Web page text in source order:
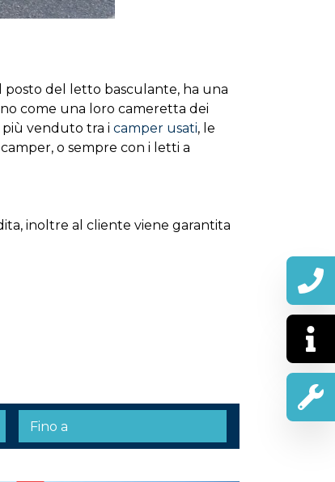
posto del letto basculante, ha una
come una loro cameretta dei
più venduto tra i camper usati, le
o sempre con i letti a
inoltre al cliente viene garantita